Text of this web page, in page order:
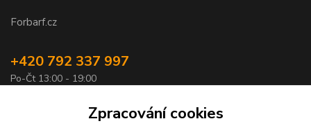
Forbarf.cz
+420 792 337 997
Po-Čt 13:00 - 19:00
objednavky@forbarf.czZpracování cookies